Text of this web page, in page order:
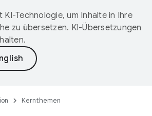
Technologie, um Inhalte in Ihre
zu übersetzen. KI-Übersetzungen
Kernthemen